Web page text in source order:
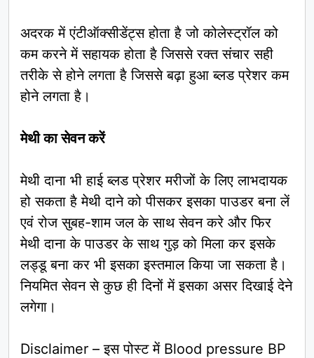
अदरक में एंटीऑक्सीडेंट्स होता है जो कोलेस्ट्रॉल को
कम करने में सहायक होता है जिससे रक्त संचार सही
तरीके से होने लगता है जिससे बढ़ा हुआ ब्लड प्रेशर कम
होने लगता है।
मेथी का सेवन करें
मेथी दाना भी हाई ब्लड प्रेशर मरीजों के लिए लाभदायक
हो सकता है मेथी दाने को पीसकर इसका पाउडर बना लें
एवं रोज सुबह-शाम जल के साथ सेवन करे और फिर
मेथी दाना के पाउडर के साथ गुड़ को मिला कर इसके
लड्डू बना कर भी इसका इस्तमाल किया जा सकता है।
नियमित सेवन से कुछ ही दिनों में इसका असर दिखाई देने
लगेगा।
Disclaimer – इस पोस्ट में Blood pressure BP